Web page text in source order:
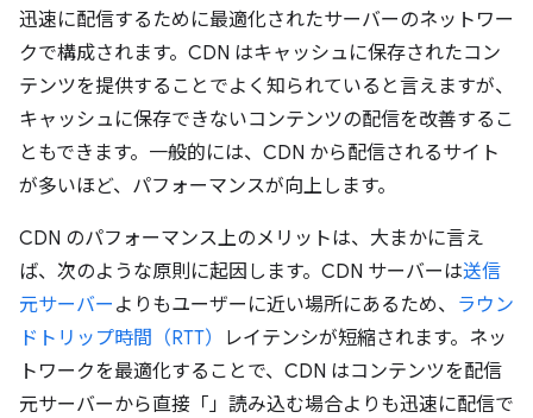
迅速に配信するために最適化されたサーバーのネットワー
クで構成されます。CDN はキャッシュに保存されたコン
テンツを提供することでよく知られていると言えますが、
キャッシュに保存できないコンテンツの配信を改善するこ
ともできます。一般的には、CDN から配信されるサイト
が多いほど、パフォーマンスが向上します。
CDN のパフォーマンス上のメリットは、大まかに言え
ば、次のような原則に起因します。CDN サーバーは送信
元サーバー よりもユーザーに近い場所にあるため、 ラウン
ドトリップ時間（RTT）
レイテンシが短縮されます。ネッ
トワークを最適化することで、CDN はコンテンツを配信
元サーバーから直接「」読み込む場合よりも迅速に配信で